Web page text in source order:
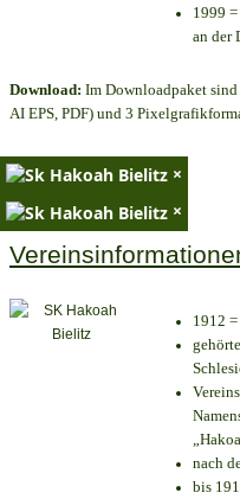
1999
an der
Download: Im Downloadpaket
AI EPS, PDF) und 3
×
×
1912
nach
bis